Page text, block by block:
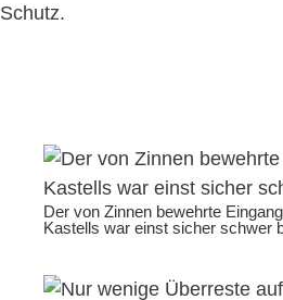
Schutz.
Der von Zinnen bewehrte
Kastells war einst sicher schwer